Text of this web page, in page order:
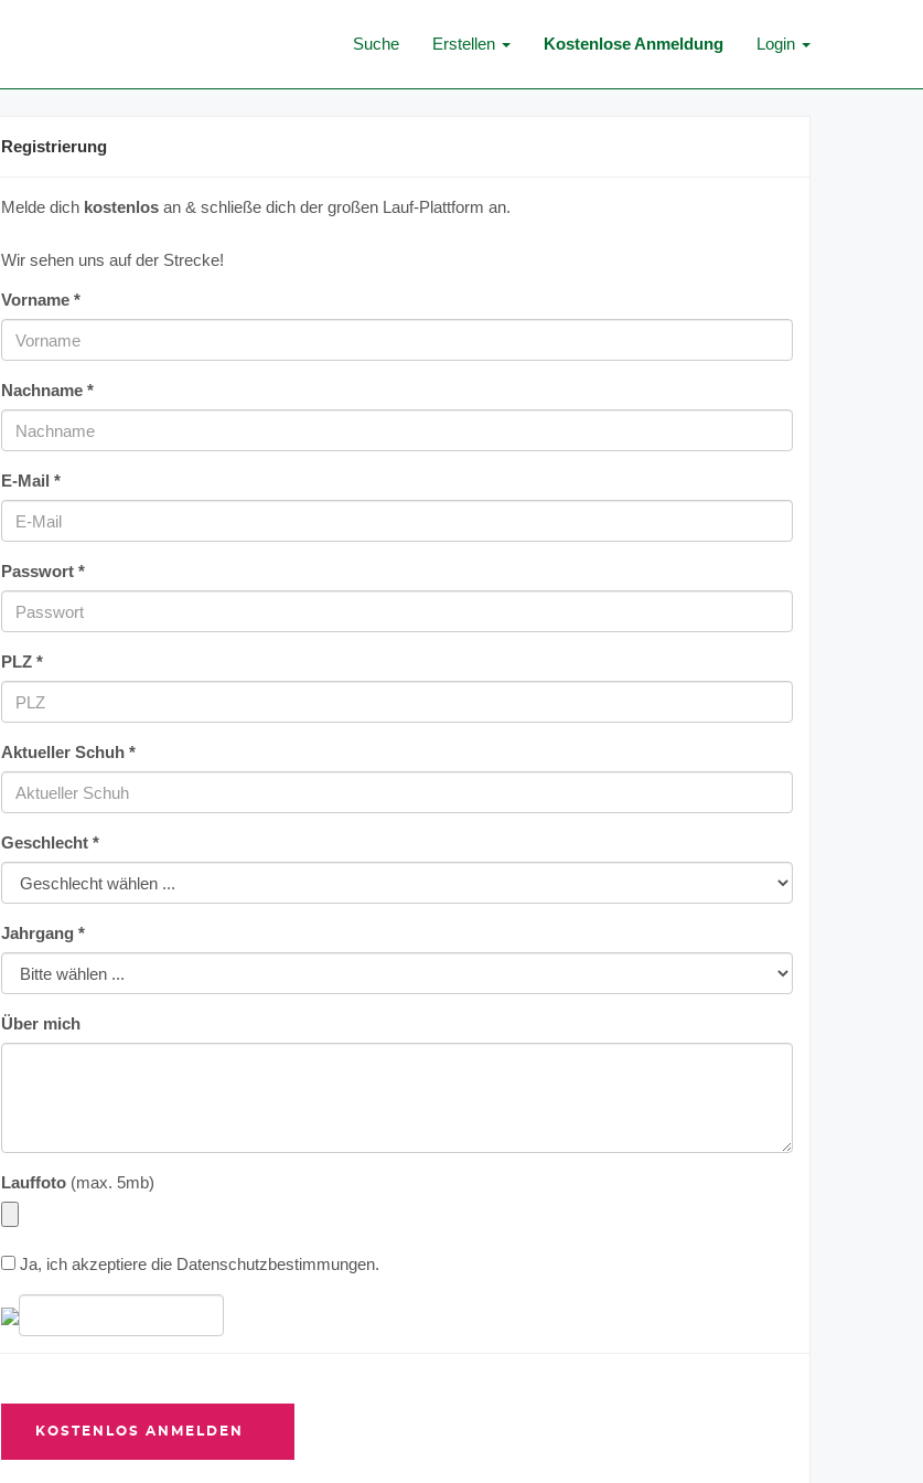
Suche Erstellen Kostenlose Anmeldung Login
Registrierung
Melde dich kostenlos an & schließe dich der großen Lauf-Plattform an.
Wir sehen uns auf der Strecke!
Vorname *
Nachname *
E-Mail *
Passwort *
PLZ *
Aktueller Schuh *
Geschlecht *
Jahrgang *
Über mich
Lauffoto (max. 5mb)
Ja, ich akzeptiere die Datenschutzbestimmungen.